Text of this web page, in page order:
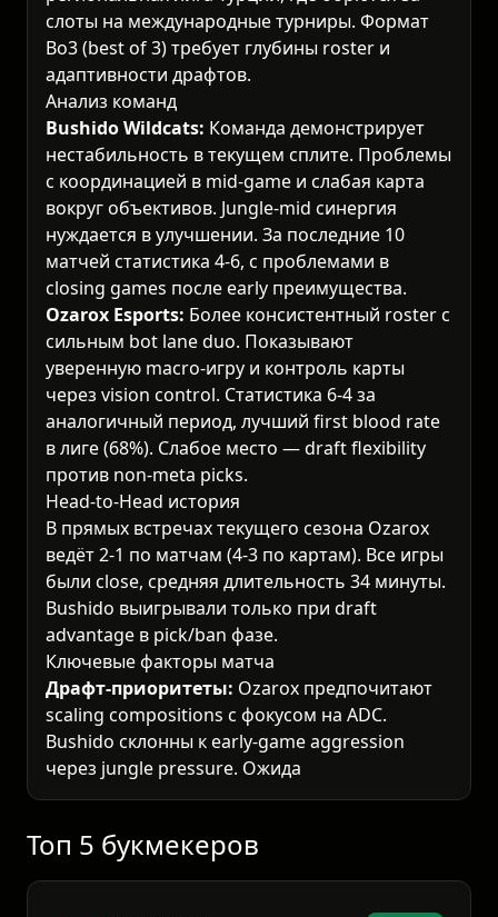
слоты на международные турниры. Формат
Bo3 (best of 3) требует глубины roster и
адаптивности драфтов.
Анализ команд
Bushido Wildcats: Команда демонстрирует
нестабильность в текущем сплите. Проблемы
с координацией в mid-game и слабая карта
вокруг объективов. Jungle-mid синергия
нуждается в улучшении. За последние 10
матчей статистика 4-6, с проблемами в
closing games после early преимущества.
Ozarox Esports: Более консистентный roster с
сильным bot lane duo. Показывают
уверенную macro-игру и контроль карты
через vision control. Статистика 6-4 за
аналогичный период, лучший first blood rate
в лиге (68%). Слабое место — draft flexibility
против non-meta picks.
Head-to-Head история
В прямых встречах текущего сезона Ozarox
ведёт 2-1 по матчам (4-3 по картам). Все игры
были close, средняя длительность 34 минуты.
Bushido выигрывали только при draft
advantage в pick/ban фазе.
Ключевые факторы матча
Драфт-приоритеты: Ozarox предпочитают
scaling compositions с фокусом на ADC.
Bushido склонны к early-game aggression
через jungle pressure. Ожидаем ban priority
на meta junglers (Viego, Lee Sin) и contested
Топ 5 букмекеров